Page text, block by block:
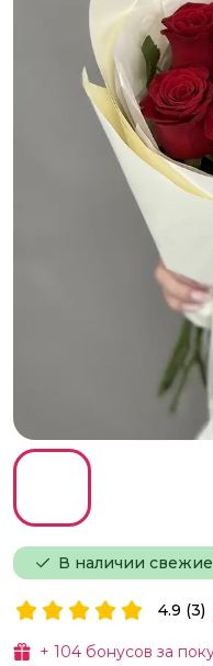
В наличии
+ 104 бонусов за
4.9 (3)